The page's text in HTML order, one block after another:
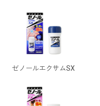
ゼノールエクサムSX